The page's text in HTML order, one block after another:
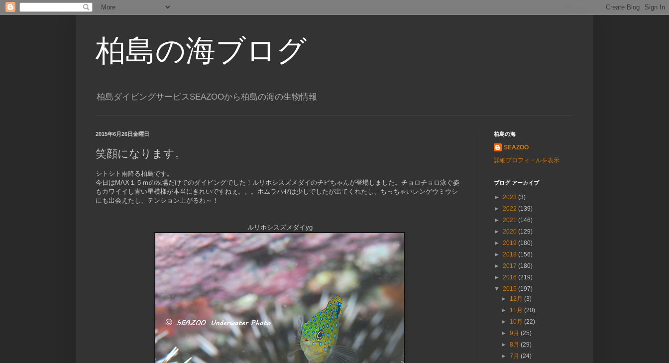
柏島の海ブログ
柏島ダイビングサービスSEAZOOから柏島の海の生物情報
2015年6月26日金曜日
笑顔になります。
シトシト雨降る柏島です。
今日はMAX１５ｍの浅場だけでのダイビングでした！ルリホシスズメダイのチビちゃんが登場しました。チョロチョロ泳ぐ姿
もカワイイし青い星模様が本当にきれいですねぇ。。。ホムラハゼは少しでしたが出てくれたし、ちっちゃいレンゲウミウシ
にも出会えたし、テンション上がるわ～！
ルリホシスズメダイyg
柏島の海
SEAZOO
詳細プロフィールを表示
ブログ アーカイブ
► 2023 (3)
► 2022 (139)
► 2021 (146)
► 2020 (129)
► 2019 (180)
► 2018 (156)
► 2017 (180)
► 2016 (219)
▼ 2015 (197)
► 12月(3)
► 11月(20)
► 10月(22)
►9月(25)
►8月(29)
►7月(24)